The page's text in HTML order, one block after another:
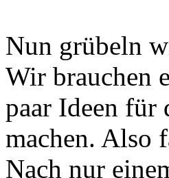
Nun grübeln
Wir brauchen
paar Ideen für
machen. Also
Nach nur